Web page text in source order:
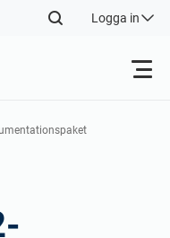
Logga in